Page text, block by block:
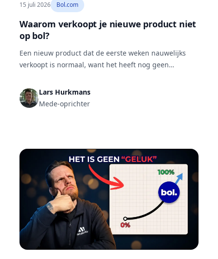
15 juli 2026 Bol.com
Waarom verkoopt je nieuwe product niet
op bol?
Een nieuw product dat de eerste weken nauwelijks
verkoopt is normaal, want het heeft nog geen
dan is er iets structureels mis. Bijna altijd is dat een
van zes oorzaken: te weinig vraag, een verkeerde
prijs, een zwakke productpagina, geen reviews,
Lars Hurkmans
Mede-oprichter